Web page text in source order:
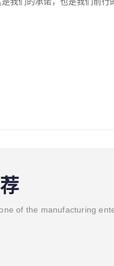
of the manufacturing